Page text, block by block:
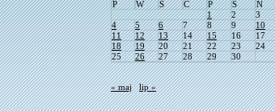
P
W Ś C P S
N
1
2
3
4
5 6 7 8 9
10
11
12 13 14 15 16
17
18
19 20 21 22 23
24
25
26 27 28 29 30
« maj lip »